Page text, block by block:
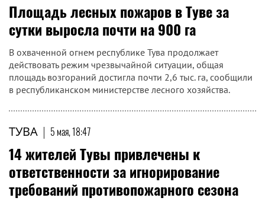
Площадь лесных пожаров в Туве за
сутки выросла почти на 900 га
В охваченной огнем республике Тува продолжает
действовать режим чрезвычайной ситуации, общая
площадь возгораний достигла почти 2,6 тыс. га, сообщили
в республиканском министерстве лесного хозяйства.
ТУВА | 5 мая, 18:47
14 жителей Тувы привлечены к
ответственности за игнорирование
требований противопожарного сезона